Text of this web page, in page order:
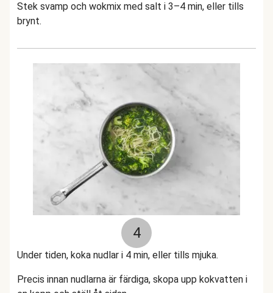
Stek svamp och wokmix med salt i 3–4 min, eller tills
brynt.
4
Under tiden, koka nudlar i 4 min, eller tills mjuka.
Precis innan nudlarna är färdiga, skopa upp kokvatten i